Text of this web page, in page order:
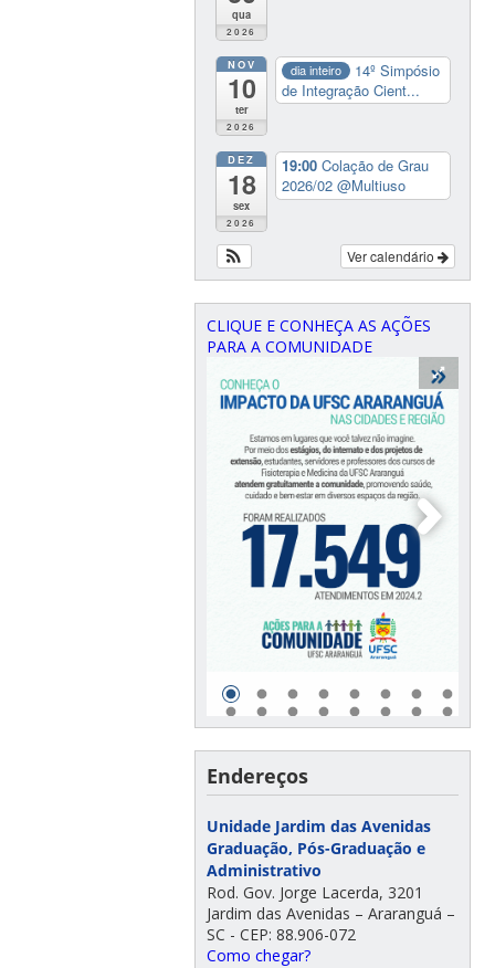
qua
2026
NOV
10
ter
2026
dia inteiro
14º Simpósio
de Integração Cient...
DEZ
18
sex
2026
19:00Colação de Grau
2026/02@Multiuso
Ver calendário
CLIQUE E CONHEÇA AS AÇÕES
PARA A COMUNIDADE
Endereços
Unidade Jardim das Avenidas
Graduação, Pós-Graduação e
Administrativo
Rod. Gov. Jorge Lacerda, 3201
Jardim das Avenidas – Araranguá –
SC - CEP: 88.906-072
Como chegar?